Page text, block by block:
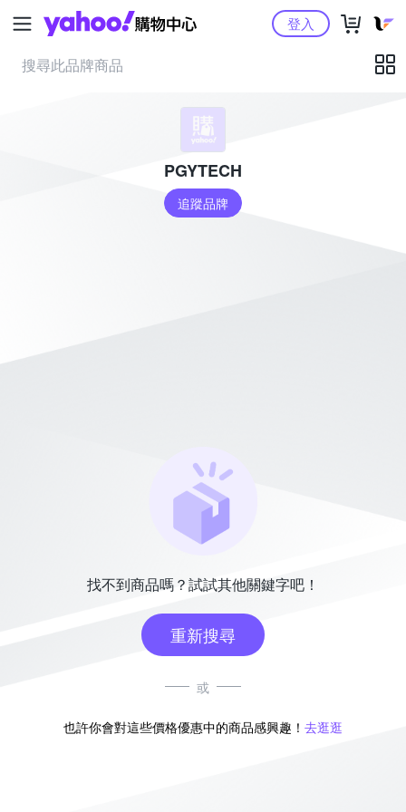
Yahoo購物中心登入
PGYTECH
追蹤品牌
找不到商品嗎？試試其他關鍵字吧！
重新搜尋
或
也許你會對這些價格優惠中的商品感興趣！ 去逛逛